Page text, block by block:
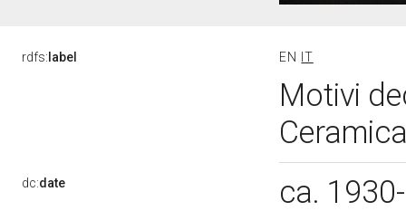
rdfs: label EN IT
Motivi
dc:date ca.